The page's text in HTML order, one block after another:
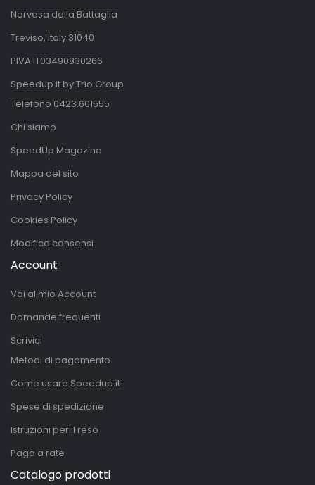
Nervesa della Battaglia
Treviso, Italy 31040
PIVA IT03490830266
Speedup.it by Trio Group
Telefono 0423.601555
Chi siamo
SpeedUp Magazine
Mappa del sito
Privacy Policy
Cookies Policy
Modifica consensi
Account
Vai al mio Account
Domande frequenti
Scrivici
Metodi di pagamento
Come usare Speedup.it
Spese di spedizione
Istruzioni per il reso
Paga a rate
Catalogo prodotti